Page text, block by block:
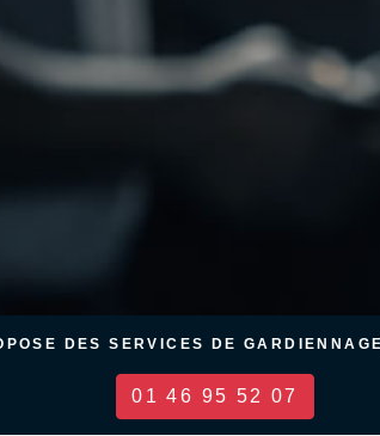
DES SERVICES DE
01 46 95 52 07